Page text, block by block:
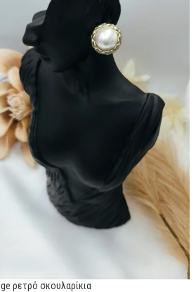
ρετρό σκουλαρίκια